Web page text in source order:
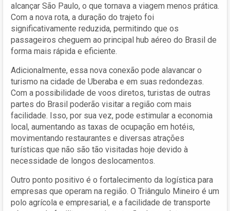
alcançar São Paulo, o que tornava a viagem menos prática.
Com a nova rota, a duração do trajeto foi
significativamente reduzida, permitindo que os
passageiros cheguem ao principal hub aéreo do Brasil de
forma mais rápida e eficiente.
Adicionalmente, essa nova conexão pode alavancar o
turismo na cidade de Uberaba e em suas redondezas.
Com a possibilidade de voos diretos, turistas de outras
partes do Brasil poderão visitar a região com mais
facilidade. Isso, por sua vez, pode estimular a economia
local, aumentando as taxas de ocupação em hotéis,
movimentando restaurantes e diversas atrações
turísticas que não são tão visitadas hoje devido à
necessidade de longos deslocamentos.
Outro ponto positivo é o fortalecimento da logística para
empresas que operam na região. O Triângulo Mineiro é um
polo agrícola e empresarial, e a facilidade de transporte